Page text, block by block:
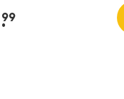
.
99